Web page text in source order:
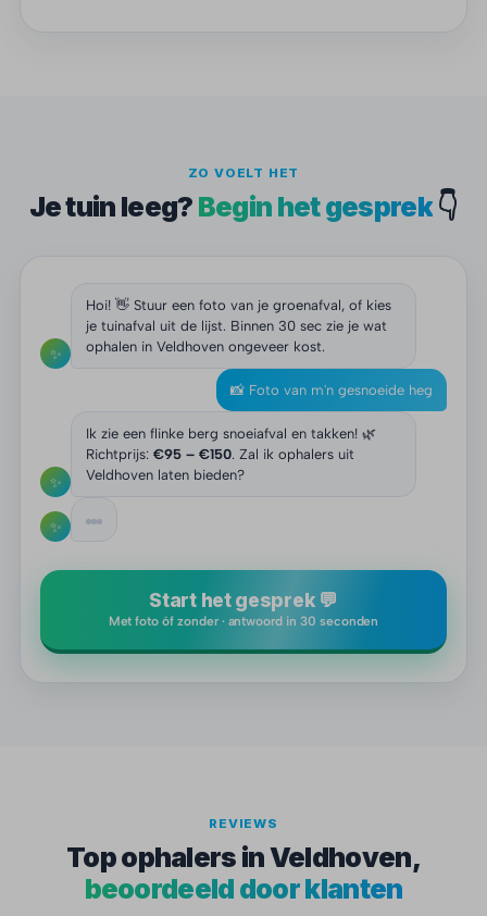
ZO VOELT HET
Je tuin leeg? Begin het gesprek👇
✨
Hoi! 👋 Stuur een foto van je groenafval, of kies
je tuinafval uit de lijst. Binnen 30 sec zie je wat
ophalen in Veldhoven ongeveer kost.
📸 Foto van m'n gesnoeide heg
✨
Ik zie een flinke berg snoeiafval en takken! 🌿
Richtprijs: €95 – €150. Zal ik ophalers uit
Veldhoven laten bieden?
✨
Start het gesprek 💬
Met foto óf zonder · antwoord in 30 seconden
REVIEWS
Top ophalers in Veldhoven,
beoordeeld door klanten